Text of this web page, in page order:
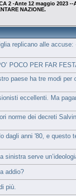
2 -Ante 12 maggio 2023 --
NAZIONE.
replicano alle accuse:
POCO PER FAR
paese ha tre modi per
eccellenti. Ma
norme dei decreti
dagli anni '80, e questo
sinistra serve
addio?
più.